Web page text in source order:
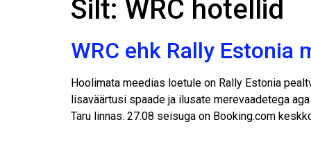
Silt: WRC hotellid
WRC ehk Rally Estonia
Hoolimata meedias loetule on Rally Estonia
lisaväärtusi spaade ja ilusate merevaadetega
Taru linnas. 27.08 seisuga on Booking.com